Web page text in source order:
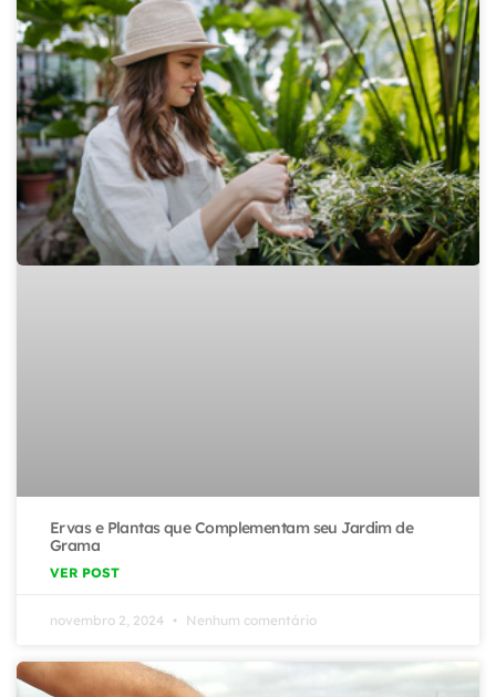
Ervas e Plantas que Complementam seu Jardim de
Grama
VER POST
novembro 2, 2024 Nenhum comentário